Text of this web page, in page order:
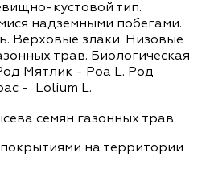
кустовой тип.
надземными побегами.
Верховые злаки. Низовые
трав. Биологическая
Мятлик - Poa L. Род
- Lolium L.
семян газонных трав.
на территории